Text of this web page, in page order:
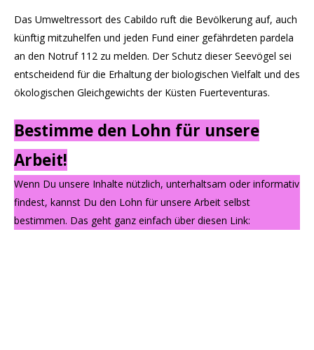
Das Umweltressort des Cabildo ruft die Bevölkerung auf, auch
künftig mitzuhelfen und jeden Fund einer gefährdeten pardela
an den Notruf 112 zu melden. Der Schutz dieser Seevögel sei
entscheidend für die Erhaltung der biologischen Vielfalt und des
ökologischen Gleichgewichts der Küsten Fuerteventuras.
Bestimme den Lohn für unsere
Arbeit!
Wenn Du unsere Inhalte nützlich, unterhaltsam oder informativ
findest, kannst Du den Lohn für unsere Arbeit selbst
bestimmen. Das geht ganz einfach über diesen Link: